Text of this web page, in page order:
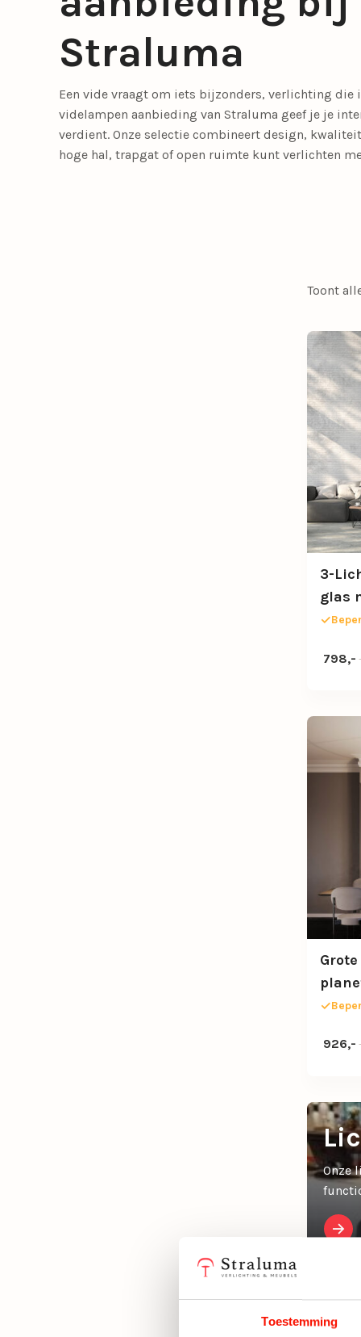
Toestemming
Tafellampen Opbouwspots
Meer verlichting
Lampenvoeten
Leeslampen
Slaapkamerlampen Tienerkamerlampen
Meer lichtbronnen
LED lichtbronnen Smart lichtbronnen
Eetkamerstoelen Fauteuils
Straluma
Een vide vraagt om iets bijzonders, verlichting die
videlampen aanbieding van Straluma geef je je
verdient. Onze selectie combineert design,
hoge hal, trapgat of open ruimte kunt verlichten
Toont
3-
glas
798,-
80cm
926,-
Onze